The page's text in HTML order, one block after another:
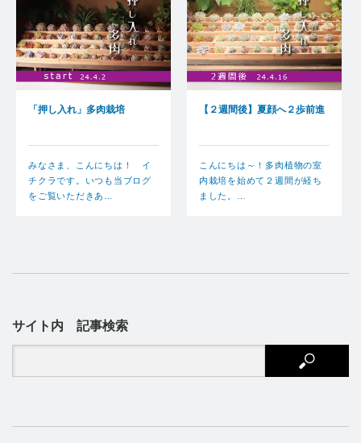
「押し入れ」多肉栽培
みなさま、こんにちは！ イ
チクラです。いつも当ブログ
をご覧いただきあ…
【２週間後】夏顔へ２歩前進
こんにちは～！多肉植物の室
内栽培を始めて２週間が経ち
ました。…
サイト内 記事検索